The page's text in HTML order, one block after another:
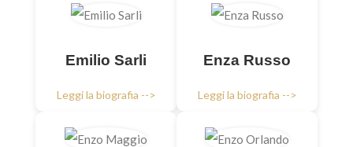
Emilio Sarli
Leggi la biografia -->
Enza Russo
Leggi la biografia -->